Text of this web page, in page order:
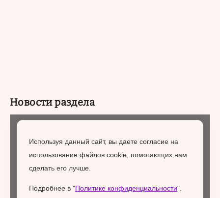
Новости раздела
Используя данный сайт, вы даете согласие на
использование файлов cookie, помогающих нам
сделать его лучше.
Подробнее в "Политике конфиденциальности".